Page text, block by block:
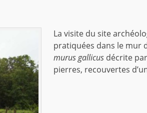
La visite du site
pratiquées dans le mur
murus gallicusdécrite par
pierres, recouvertes